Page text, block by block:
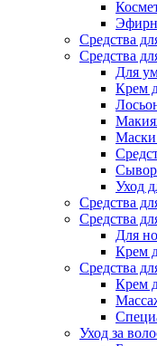
Средства
Средства
Для
Крем
Маски
Уход
Средства
Средства
Для
Крем
Средства
Крем
Уход за